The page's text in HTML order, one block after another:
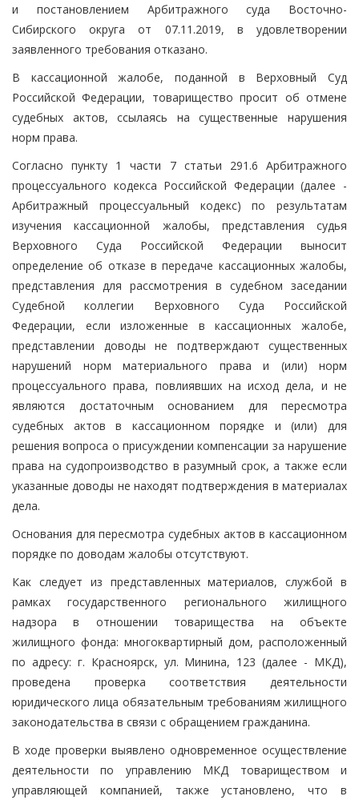
и постановлением Арбитражного суда Восточно-
Сибирского округа от 07.11.2019, в удовлетворении
заявленного требования отказано.
В кассационной жалобе, поданной в Верховный Суд
Российской Федерации, товарищество просит об отмене
судебных актов, ссылаясь на существенные нарушения
норм права.
Согласно пункту 1 части 7 статьи 291.6 Арбитражного
процессуального кодекса Российской Федерации (далее -
Арбитражный процессуальный кодекс) по результатам
изучения кассационной жалобы, представления судья
Верховного Суда Российской Федерации выносит
определение об отказе в передаче кассационных жалобы,
представления для рассмотрения в судебном заседании
Судебной коллегии Верховного Суда Российской
Федерации, если изложенные в кассационных жалобе,
представлении доводы не подтверждают существенных
нарушений норм материального права и (или) норм
процессуального права, повлиявших на исход дела, и не
являются достаточным основанием для пересмотра
судебных актов в кассационном порядке и (или) для
решения вопроса о присуждении компенсации за нарушение
права на судопроизводство в разумный срок, а также если
указанные доводы не находят подтверждения в материалах
дела.
Основания для пересмотра судебных актов в кассационном
порядке по доводам жалобы отсутствуют.
Как следует из представленных материалов, службой в
рамках государственного регионального жилищного
надзора в отношении товарищества на объекте
жилищного фонда: многоквартирный дом, расположенный
по адресу: г. Красноярск, ул. Минина, 123 (далее - МКД),
проведена проверка соответствия деятельности
юридического лица обязательным требованиям жилищного
законодательства в связи с обращением гражданина.
В ходе проверки выявлено одновременное осуществление
деятельности по управлению МКД товариществом и
управляющей компанией, также установлено, что в